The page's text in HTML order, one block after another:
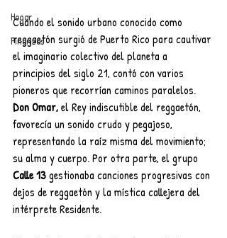
Hogar
Finanzas
Cuando el sonido urbano conocido como
reggaetón surgió de Puerto Rico para cautivar
el imaginario colectivo del planeta a
principios del siglo 21, contó con varios
pioneros que recorrían caminos paralelos.
Don Omar, el Rey indiscutible del reggaetón,
favorecía un sonido crudo y pegajoso,
representando la raíz misma del movimiento;
su alma y cuerpo. Por otra parte, el grupo
Calle 13 gestionaba canciones progresivas con
dejos de reggaetón y la mística callejera del
intérprete Residente.